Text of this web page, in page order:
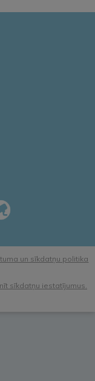
un sīkdatņu politika
sīkdatņu iestatījumus.